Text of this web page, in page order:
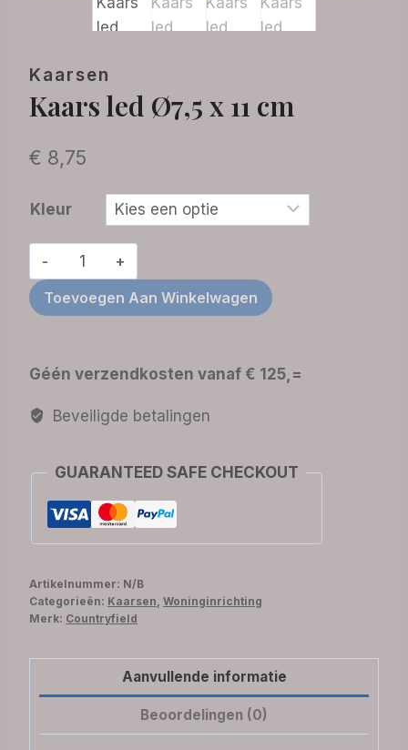
Kaarsen
Kaars led Ø7,5 x 11 cm
€ 8,75
Kleur
Kaars
led
Ø7,5
cm
Toevoegen Aan Winkelwagen
Géén verzendkosten vanaf € 125,=
Beveiligde betalingen
GUARANTEED SAFE CHECKOUT
Artikelnummer: N/B
Categorieën: Kaarsen Woninginrichting
Merk: Countryfield
Aanvullende informatie
Beoordelingen (0)